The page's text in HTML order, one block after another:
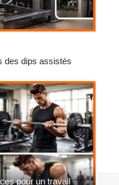
des dips assistés
pour un travail